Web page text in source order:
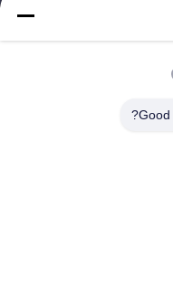
Good